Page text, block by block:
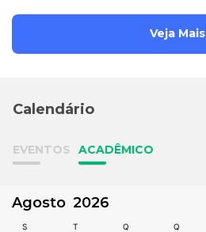
Veja Mais
Calendário
EVENTOS ACADÊMICO
Agosto 2026
S T Q Q